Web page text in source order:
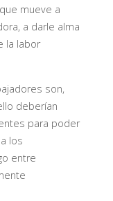
mueve a
a darle alma
la labor
son,
deberían
para poder
los
entre